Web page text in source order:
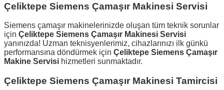
Çeliktepe Siemens Çamaşır Makinesi Servisi
Siemens çamaşır makinelerinizde oluşan tüm teknik sorunlar
için Çeliktepe Siemens Çamaşır Makinesi Servisi
yanınızda! Uzman teknisyenlerimiz, cihazlarınızı ilk günkü
performansına döndürmek için Çeliktepe Siemens Çamaşır
Makine Servisi hizmetleri sunmaktadır.
Çeliktepe Siemens Çamaşır Makinesi Tamircisi